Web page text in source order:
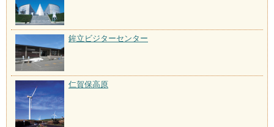
鉾立ビジターセンター
仁賀保高原